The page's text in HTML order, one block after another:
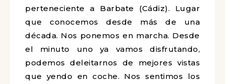
perteneciente a Barbate (Cádiz). Lugar
que conocemos desde más de una
década. Nos ponemos en marcha. Desde
el minuto uno ya vamos disfrutando,
podemos deleitarnos de mejores vistas
que yendo en coche. Nos sentimos los